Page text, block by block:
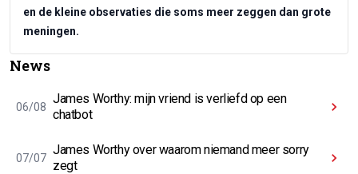
en de kleine observaties die soms meer zeggen dan grote
meningen.
News
06/08
James Worthy: mijn vriend is verliefd op een
chatbot
07/07
James Worthy over waarom niemand meer sorry
zegt